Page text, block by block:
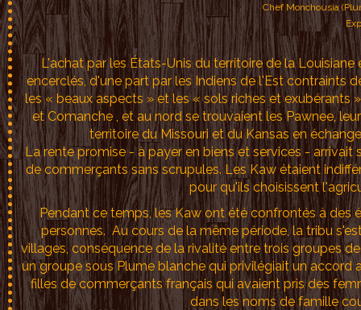
Chef Monchousia
L'achat par les États-Unis du territoire de la
encerclés, d'une part par les Indiens de l'Est contraints
les « beaux aspects » et les « sols riches et exubérants
et Comanche , et au nord se trouvaient les Pawnee,
territoire du Missouri et du Kansas en
La rente promise - à payer en biens et services -
de commerçants sans scrupules. Les Kaw étaient
pour qu'ils choisissent
Pendant ce temps, les Kaw ont été confrontés à des
personnes. Au cours de la même période, la tribu
villages, conséquence de la rivalité entre trois groupes
un groupe sous Plume blanche qui privilégiait un accord
filles de commerçants français qui avaient pris des
dans les noms de famille